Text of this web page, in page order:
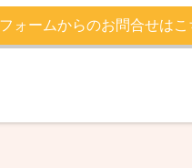
フォームからのお問合せはこ